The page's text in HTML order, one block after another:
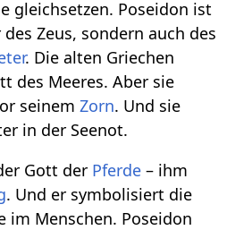
gleichsetzen. Poseidon ist
Zeus, sondern auch des
. Die alten Griechen
des Meeres. Aber sie
seinemZorn. Und sie
in der Seenot.
Gott der Pferde – ihm
. Und er symbolisiert die
im Menschen. Poseidon